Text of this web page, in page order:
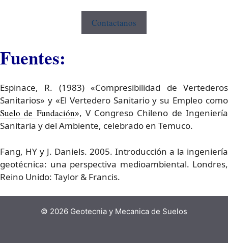
Contactanos
Fuentes:
Espinace, R. (1983) «Compresibilidad de Vertederos
Sanitarios» y «El Vertedero Sanitario y su Empleo como
Suelo de Fundación», V Congreso Chileno de Ingeniería
Sanitaria y del Ambiente, celebrado en Temuco.
Fang, HY y J. Daniels. 2005. Introducción a la ingeniería
geotécnica: una perspectiva medioambiental. Londres,
Reino Unido: Taylor & Francis.
© 2026 Geotecnia y Mecanica de Suelos